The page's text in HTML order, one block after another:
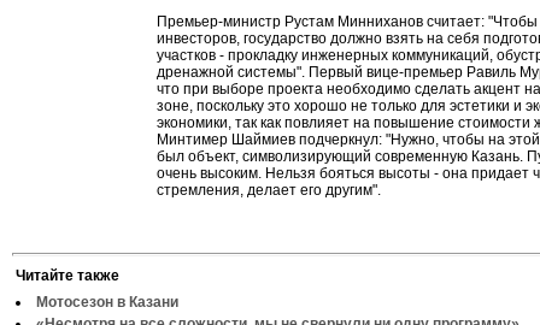
Премьер-министр Рустам Минниханов считает: "Чтобы
инвесторов, государство должно взять на себя
участков - прокладку инженерных коммуникаций,
дренажной системы". Первый вице-премьер Равиль
что при выборе проекта необходимо сделать акцент
зоне, поскольку это хорошо не только для эстетики и
экономики, так как повлияет на повышение стоимости
Минтимер Шаймиев подчеркнул: "Нужно, чтобы на
был объект, символизирующий современную Казань.
очень высоким. Нельзя бояться высоты - она придает
стремления, делает его другим".
Читайте также
Мотосезон в Казани